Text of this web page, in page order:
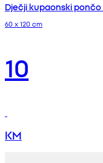
Dječji kupaonski pončo
60 x 120 cm
10
KM